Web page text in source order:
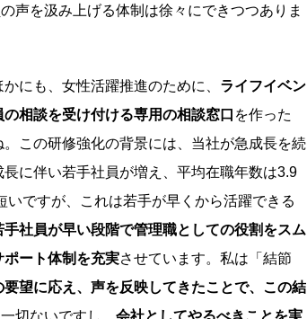
声を汲み上げる体制は徐々にできつつありま
にも、女性活躍推進のために、 ライフイベン
相談を受け付ける専用の相談窓口 を作った
この研修強化の背景には、当社が急成長を続
に伴い若手社員が増え、平均在職年数は3.9
ですが、これは若手が早くから活躍できる
手社員が早い段階で管理職としての役割をスム
ート体制を充実させています。私は「結節
要望に応え、声を反映してきたことで、この結
切ないですし、 会社としてやるべきことを実